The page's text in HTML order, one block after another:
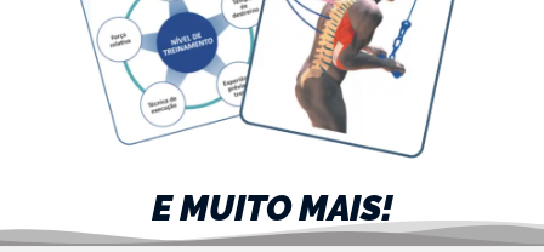
E MUITO MAIS!